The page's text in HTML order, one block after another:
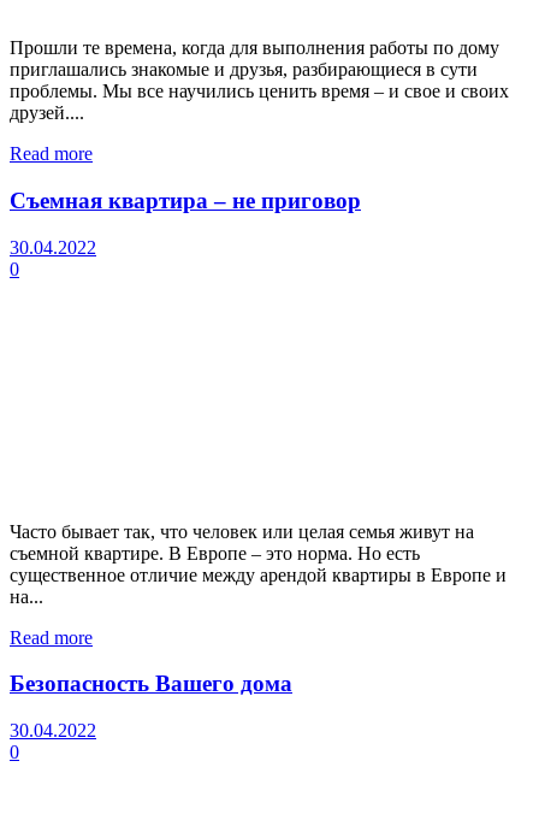
Прошли те времена, когда для выполнения работы по дому
приглашались знакомые и друзья, разбирающиеся в сути
проблемы. Мы все научились ценить время – и свое и своих
друзей....
Read more
Съемная квартира – не приговор
30.04.2022
0
Часто бывает так, что человек или целая семья живут на
съемной квартире. В Европе – это норма. Но есть
существенное отличие между арендой квартиры в Европе и
на...
Read more
Безопасность Вашего дома
30.04.2022
0